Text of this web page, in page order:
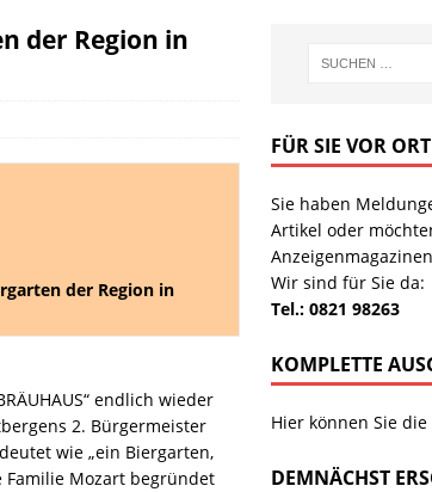
der Region in
der Region in
endlich wieder
2. Bürgermeister
wie „ein Biergarten,
Familie Mozart begründet
FÜR SIE VOR ORT
Sie haben
Artikel oder
Wir sind für Sie da:
Tel.: 0821 98263
KOMPLETTE
Hier können Sie die
DEMNÄCHST